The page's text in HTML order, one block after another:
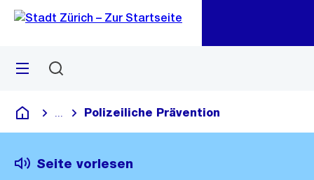
Navigation
Sprunglink
Menü
Deutsch
Blende alle Breadcrumbs ein
Polizeiliche Prävention
Seite vorlesen